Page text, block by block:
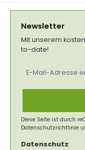
Newsletter
Mit unserem
to-date!
Mail-
Diese Seite ist durch
Datenschutzrichtlinie
Datenschutz